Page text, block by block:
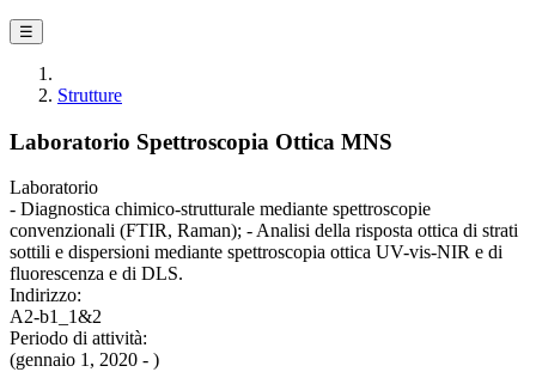
☰
Strutture
Laboratorio Spettroscopia Ottica MNS
Laboratorio
- Diagnostica chimico-strutturale mediante spettroscopie
convenzionali (FTIR, Raman); - Analisi della risposta ottica di strati
sottili e dispersioni mediante spettroscopia ottica UV-vis-NIR e di
fluorescenza e di DLS.
Indirizzo:
A2-b1_1&2
Periodo di attività:
(gennaio 1, 2020 - )